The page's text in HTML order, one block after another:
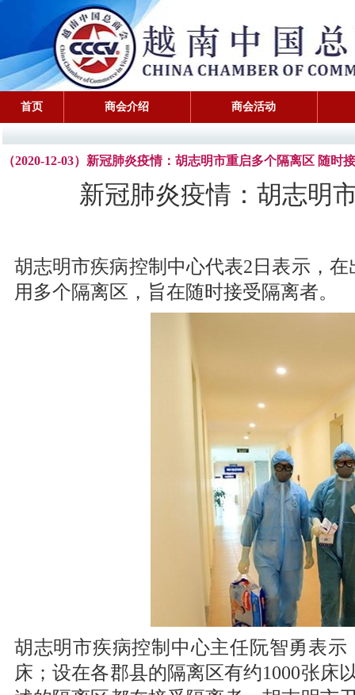
首页 商会介绍 商会活动
（2020-12-03）新冠肺炎疫情：胡志明市重启多个隔离区 随时
新冠肺炎疫情：胡志明
胡志明市疾病控制中心代表2日表示，
用多个隔离区，旨在随时接受隔离者。
胡志明市疾病控制中心主任阮智勇表
床；设在各郡县的隔离区有约1000张床